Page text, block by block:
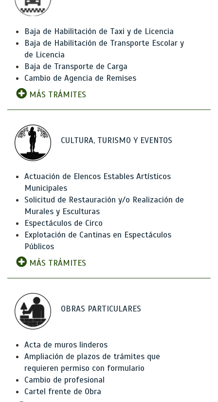
Baja de Habilitación de Taxi y de Licencia
Baja de Habilitación de Transporte Escolar y
de Licencia
Baja de Transporte de Carga
Cambio de Agencia de Remises
MÁS TRÁMITES
CULTURA, TURISMO Y EVENTOS
Actuación de Elencos Estables Artísticos
Municipales
Solicitud de Restauración y/o Realización de
Murales y Esculturas
Espectáculos de Circo
Explotación de Cantinas en Espectáculos
Públicos
MÁS TRÁMITES
OBRAS PARTICULARES
Acta de muros linderos
Ampliación de plazos de trámites que
requieren permiso con formulario
Cambio de profesional
Cartel frente de Obra